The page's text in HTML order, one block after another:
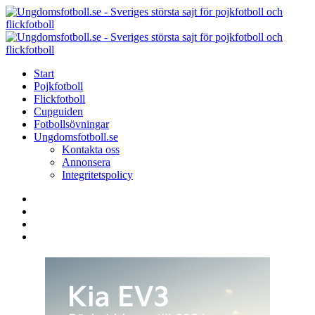
Menu
Search
Menu
Start
Pojkfotboll
Flickfotboll
Cupguiden
Fotbollsövningar
Ungdomsfotboll.se
Kontakta oss
Annonsera
Integritetspolicy